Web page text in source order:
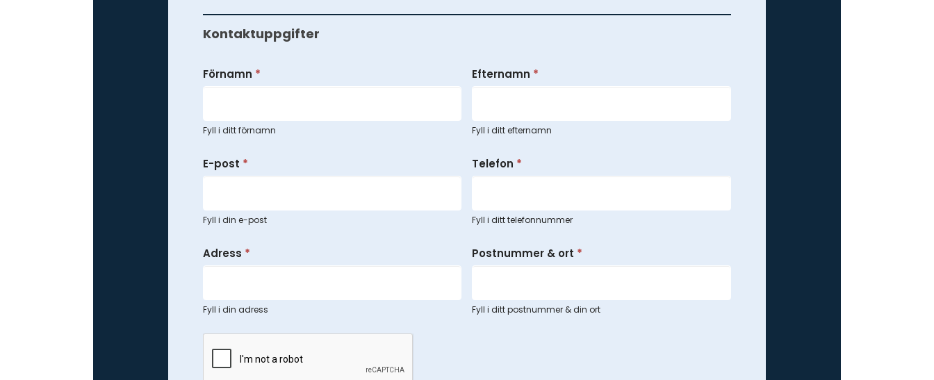
Kontaktuppgifter
Förnamn *
Fyll i ditt förnamn
Efternamn *
Fyll i ditt efternamn
E-post *
Fyll i din e-post
Telefon *
Fyll i ditt telefonnummer
Adress *
Fyll i din adress
Postnummer & ort *
Fyll i ditt postnummer & din ort